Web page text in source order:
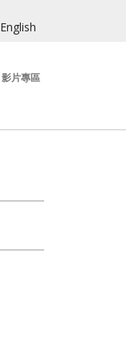
English
影片專區